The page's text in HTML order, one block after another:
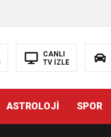
CANLI
TV İZLE
ASTROLOJİ SPOR
TEC*V*Z İDDİASI